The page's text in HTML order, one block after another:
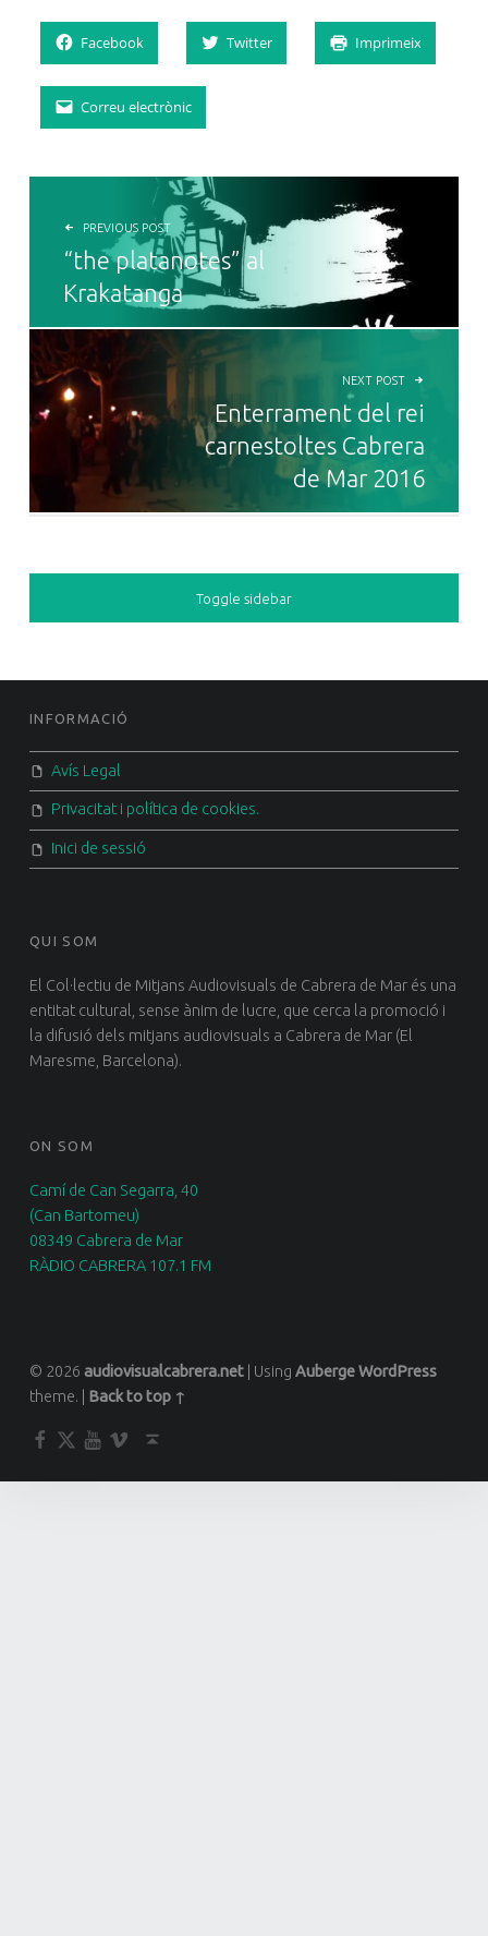
Facebook Twitter Imprimeix
Correu electrònic
NAVEGACIÓ D'ENTRADES
PREVIOUS POST
“the platanotes” al
Krakatanga
NEXT POST
Enterrament del rei
carnestoltes Cabrera
de Mar 2016
SIDEBAR
Toggle sidebar
FOOTER SIDEBAR
INFORMACIÓ
Avís Legal
Privacitat i política de cookies.
Inici de sessió
QUI SOM
El Col·lectiu de Mitjans Audiovisuals de Cabrera de Mar és una
entitat cultural, sense ànim de lucre, que cerca la promoció i
la difusió dels mitjans audiovisuals a Cabrera de Mar (El
Maresme, Barcelona).
ON SOM
Camí de Can Segarra, 40
(Can Bartomeu)
08349 Cabrera de Mar
RÀDIO CABRERA 107.1 FM
© 2026 audiovisualcabrera.net Using AubergeWordPress
theme.
Back to top ↑
Facebook
TwitterYouTube
Vimeo